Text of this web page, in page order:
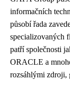
informačních
působí řada
specializovaných
patří společnosti
ORACLE a
rozsáhlými zdroji,